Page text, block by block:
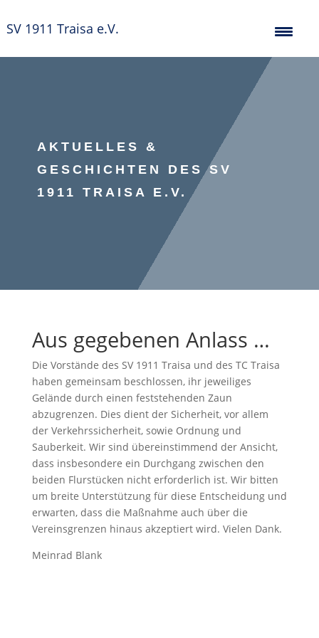
SV 1911 Traisa e.V.
AKTUELLES &
GESCHICHTEN DES SV
1911 TRAISA E.V.
Aus gegebenen Anlass …
Die Vorstände des SV 1911 Traisa und des TC Traisa
haben gemeinsam beschlossen, ihr jeweiliges
Gelände durch einen feststehenden Zaun
abzugrenzen. Dies dient der Sicherheit, vor allem
der Verkehrssicherheit, sowie Ordnung und
Sauberkeit. Wir sind übereinstimmend der Ansicht,
dass insbesondere ein Durchgang zwischen den
beiden Flurstücken nicht erforderlich ist. Wir bitten
um breite Unterstützung für diese Entscheidung und
erwarten, dass die Maßnahme auch über die
Vereinsgrenzen hinaus akzeptiert wird. Vielen Dank.
Meinrad Blank